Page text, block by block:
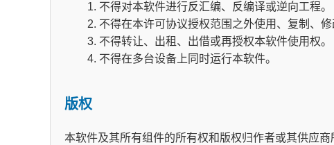
不得对本软件进行反汇编、反编译或逆向工程。
不得在本许可协议授权范围之外使用、复制、修
不得转让、出租、出借或再授权本软件使用权。
不得在多台设备上同时运行本软件。
版权
本软件及其所有组件的所有权和版权归作者或其供应